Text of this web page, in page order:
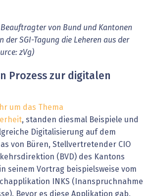
von Bund und Kantonen
der SGI-Tagung die Leheren aus der
zVg)
Prozess zur digitalen
um das Thema
, standen diesmal Beispiele und
Digitalisierung auf dem
von Büren, Stellvertretender CIO
(BVD) des Kantons
seinem Vortrag beispielsweise vom
INKS (Inanspruchnahme
Bevor es diese Applikation gab,